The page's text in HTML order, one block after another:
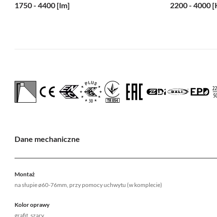
1750 - 4400 [lm] 2200 - 4000
Dane mechaniczne
Montaż
na słupie ø60-76mm, przy pomocy uchwytu (w komplecie)
Kolor oprawy
grafit, szary